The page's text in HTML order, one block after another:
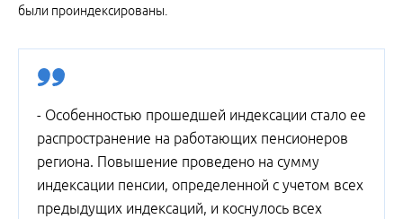
были проиндексированы.
- Особенностью прошедшей индексации стало ее
распространение на работающих пенсионеров
региона. Повышение проведено на сумму
индексации пенсии, определенной с учетом всех
предыдущих индексаций, и коснулось всех